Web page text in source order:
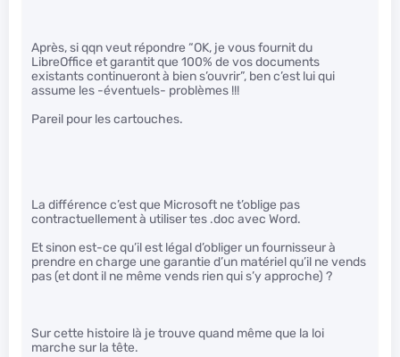
Après, si qqn veut répondre “OK, je vous fournit du
LibreOffice et garantit que 100% de vos documents
existants continueront à bien s’ouvrir”, ben c’est lui qui
assume les -éventuels- problèmes !!!
Pareil pour les cartouches.
La différence c’est que Microsoft ne t’oblige pas
contractuellement à utiliser tes .doc avec Word.
Et sinon est-ce qu’il est légal d’obliger un fournisseur à
prendre en charge une garantie d’un matériel qu’il ne vends
pas (et dont il ne même vends rien qui s’y approche) ?
Sur cette histoire là je trouve quand même que la loi
marche sur la tête.